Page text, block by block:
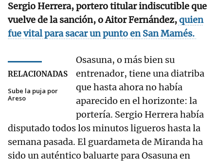
Sergio Herrera, portero titular indiscutible que
vuelve de la sanción, o Aitor Fernández,quien
fue vital para sacar un punto en San Mamés.
RELACIONADAS
Sube la puja por
Areso
Osasuna, o más bien su
entrenador, tiene una diatriba
que hasta ahora no había
aparecido en el horizonte: la
portería. Sergio Herrera había
disputado todos los minutos ligueros hasta la
semana pasada. El guardameta de Miranda ha
sido un auténtico baluarte para Osasuna en